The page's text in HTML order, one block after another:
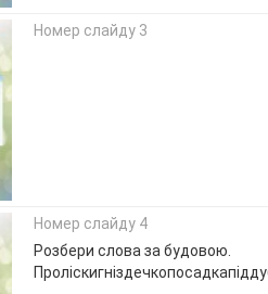
Номер слайду 3
Номер слайду 4
Розбери слова за будовою.